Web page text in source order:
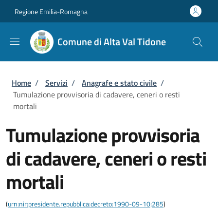
Regione Emilia-Romagna
Comune di Alta Val Tidone
Briciole di pane
Home / Servizi / Anagrafe e stato civile /
Tumulazione provvisoria di cadavere, ceneri o resti
mortali
Tumulazione provvisoria
di cadavere, ceneri o resti
mortali
(urn:nir:presidente.repubblica:decreto:1990-09-10;285)